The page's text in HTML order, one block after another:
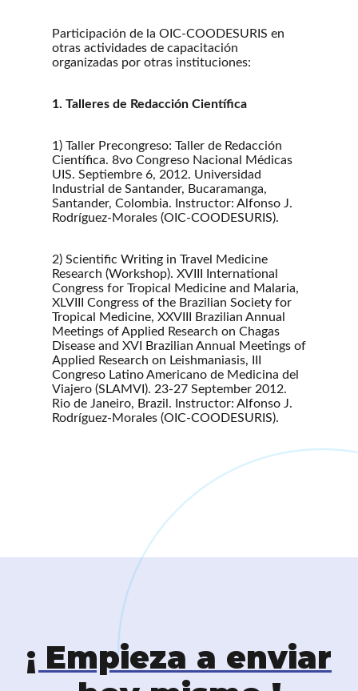
Participación de la OIC-COODESURIS en
otras actividades de capacitación
organizadas por otras instituciones:
1. Talleres de Redacción Científica
1) Taller Precongreso: Taller de Redacción
Científica. 8vo Congreso Nacional Médicas
UIS. Septiembre 6, 2012. Universidad
Industrial de Santander, Bucaramanga,
Santander, Colombia. Instructor: Alfonso J.
Rodríguez-Morales (OIC-COODESURIS).
2) Scientific Writing in Travel Medicine
Research (Workshop). XVIII International
Congress for Tropical Medicine and Malaria,
XLVIII Congress of the Brazilian Society for
Tropical Medicine, XXVIII Brazilian Annual
Meetings of Applied Research on Chagas
Disease and XVI Brazilian Annual Meetings of
Applied Research on Leishmaniasis, III
Congreso Latino Americano de Medicina del
Viajero (SLAMVI). 23-27 September 2012.
Rio de Janeiro, Brazil. Instructor: Alfonso J.
Rodríguez-Morales (OIC-COODESURIS).
¡ Empieza a enviar